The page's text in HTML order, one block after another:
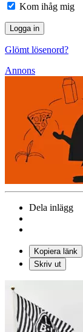
Kom ihåg mig
Glömt lösenord?
Annons
Dela inlägg
Kopiera länk
Skriv ut